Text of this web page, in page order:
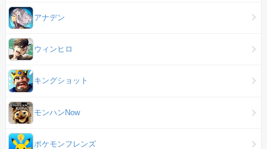
アナデン
ウィンヒロ
キングショット
モンハンNow
ポケモンフレンズ